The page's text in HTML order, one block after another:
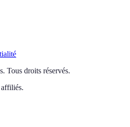
. Tous droits réservés.